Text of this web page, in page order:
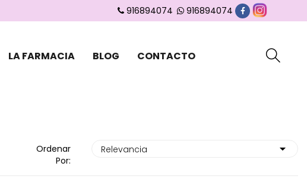
916894074 916894074
LA FARMACIA BLOG CONTACTO
Ordenar
Por: